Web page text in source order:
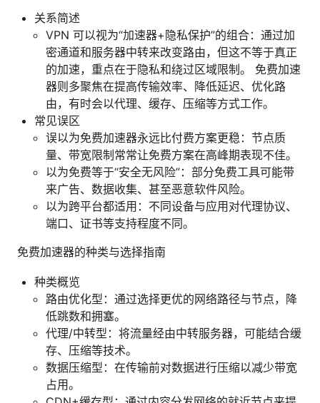
关系简述
VPN 可以视为“加速器+隐私保护”的组合：通过加
密通道和服务器中转来改变路由，但这不等于真正
的加速，重点在于隐私和绕过区域限制。 免费加速
器则多聚焦在提高传输效率、降低延迟、优化路
由，有时会以代理、缓存、压缩等方式工作。
常见误区
误以为免费加速器永远比付费方案更稳：节点质
量、带宽限制常常让免费方案在高峰期表现不佳。
以为免费等于“安全无风险”：部分免费工具可能带
来广告、数据收集、甚至恶意软件风险。
以为跨平台都适用：不同设备与应用对代理协议、
端口、证书等支持程度不同。
免费加速器的种类与选择指南
种类概览
路由优化型：通过选择更优的网络路径与节点，降
低跳数和拥塞。
代理/中转型：将流量经由中转服务器，可能结合缓
存、压缩等技术。
数据压缩型：在传输前对数据进行压缩以减少带宽
占用。